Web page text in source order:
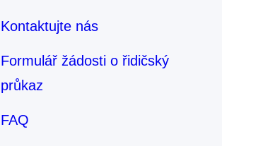
Kontaktujte nás
Formulář žádosti o řidičský
průkaz
FAQ